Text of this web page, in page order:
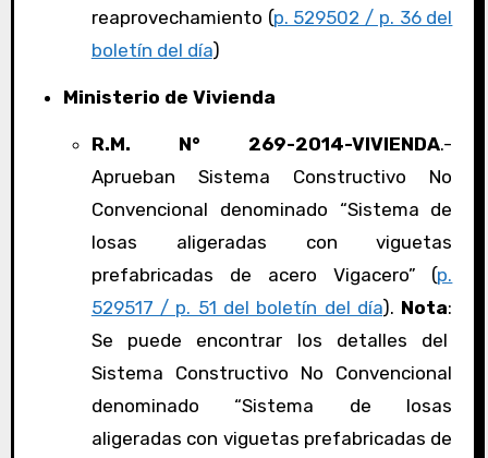
reaprovechamiento (p. 529502 / p. 36 del
boletín del día)
Ministerio de Vivienda
R.M. N° 269-2014-VIVIENDA.-
Aprueban Sistema Constructivo No
Convencional denominado “Sistema de
losas aligeradas con viguetas
prefabricadas de acero Vigacero” (p.
529517 / p. 51 del boletín del día). Nota:
Se puede encontrar los detalles del
Sistema Constructivo No Convencional
denominado “Sistema de losas
aligeradas con viguetas prefabricadas de